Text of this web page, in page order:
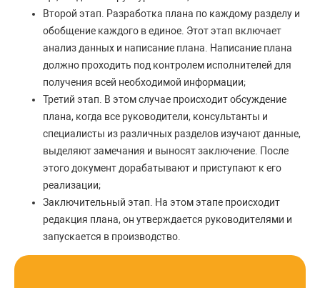
Второй этап. Разработка плана по каждому разделу и
обобщение каждого в единое. Этот этап включает
анализ данных и написание плана. Написание плана
должно проходить под контролем исполнителей для
получения всей необходимой информации;
Третий этап. В этом случае происходит обсуждение
плана, когда все руководители, консультанты и
специалисты из различных разделов изучают данные,
выделяют замечания и выносят заключение. После
этого документ дорабатывают и приступают к его
реализации;
Заключительный этап. На этом этапе происходит
редакция плана, он утверждается руководителями и
запускается в производство.